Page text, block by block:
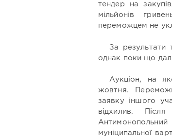
тендер на
мільйонів
переможцем не
За результати
однак поки що
Аукціон, на
жовтня.
заявку іншого
відхилив.
муніципальної